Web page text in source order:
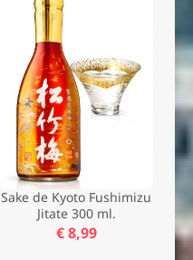
Sake de Kyoto Fushimizu
Jitate 300 ml.
€ 8,99